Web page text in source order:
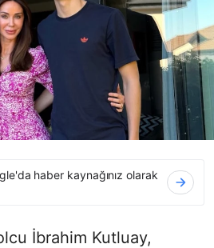
haber kaynağınız olarak
İbrahim Kutluay,